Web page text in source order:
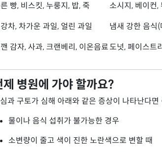
빵, 비스킷, 누룽지, 밥, 죽
소시지, 베이컨,
차, 차가운 과일, 얼린 과일
냄새 강한 음식
감자, 사과, 크랜베리, 이온음료도넛, 페이스트
제 병원에 가야 할까요?
과 구토가 심해 아래와 같은 증상이 나타난다
물이나 음식 섭취가 불가능한 경우
소변량이 줄고 색이 진한 노란색으로 변할 때